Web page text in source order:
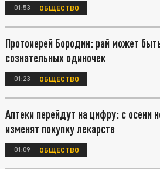
01:53 ОБЩЕСТВО
Протоиерей Бородин: рай может
сознательных одиночек
01:23 ОБЩЕСТВО
Аптеки перейдут на цифру: с осени
изменят покупку лекарств
01:09 ОБЩЕСТВО